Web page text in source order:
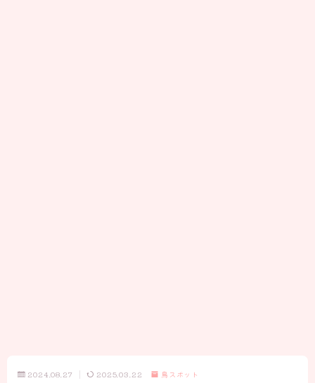
2024.08.27 2025.03.22 鳥スポット